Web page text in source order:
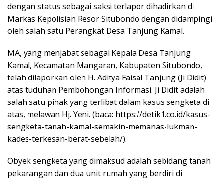
dengan status sebagai saksi terlapor dihadirkan di
Markas Kepolisian Resor Situbondo dengan didampingi
oleh salah satu Perangkat Desa Tanjung Kamal.
MA, yang menjabat sebagai Kepala Desa Tanjung
Kamal, Kecamatan Mangaran, Kabupaten Situbondo,
telah dilaporkan oleh H. Aditya Faisal Tanjung (Ji Didit)
atas tuduhan Pembohongan Informasi. Ji Didit adalah
salah satu pihak yang terlibat dalam kasus sengketa di
atas, melawan Hj. Yeni. (baca: https://detik1.co.id/kasus-
sengketa-tanah-kamal-semakin-memanas-lukman-
kades-terkesan-berat-sebelah/).
Obyek sengketa yang dimaksud adalah sebidang tanah
pekarangan dan dua unit rumah yang berdiri di